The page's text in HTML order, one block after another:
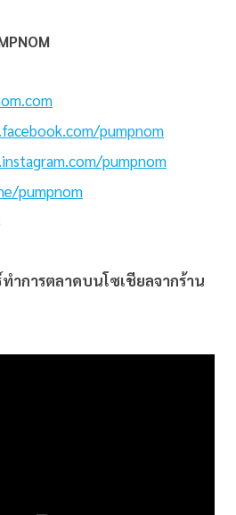
pumpnom
pumpnom
pumpnom
ำการตลาดบนโซเชียลจากร้าน